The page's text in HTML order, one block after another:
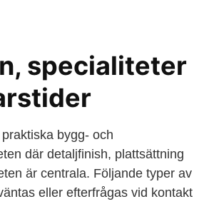
specialiteter
bygg- och
där detaljfinish, plattsättning
är centrala. Följande typer av
eller efterfrågas vid kontakt